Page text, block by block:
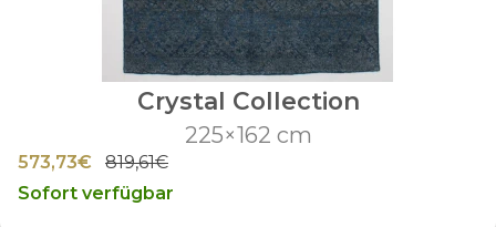
Crystal Collection
225×162 cm
573,73€
819,61€
Sofort verfügbar